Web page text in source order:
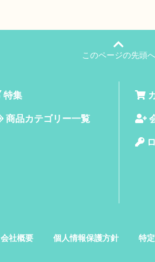
このページの先頭へ
特集
商品カテゴリー一覧
会社概要 個人情報保護方針 特